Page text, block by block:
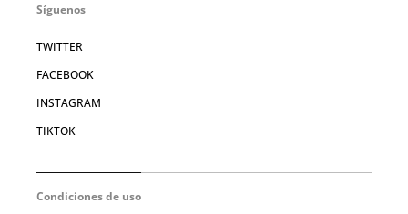
Síguenos
TWITTER
FACEBOOK
INSTAGRAM
TIKTOK
Condiciones de uso